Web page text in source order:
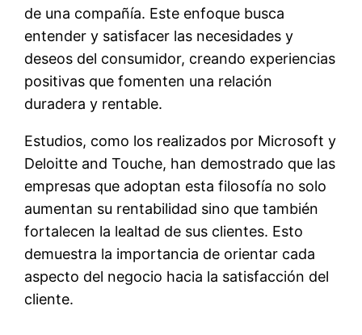
de una compañía. Este enfoque busca
entender y satisfacer las necesidades y
deseos del consumidor, creando experiencias
positivas que fomenten una relación
duradera y rentable.
Estudios, como los realizados por Microsoft y
Deloitte and Touche, han demostrado que las
empresas que adoptan esta filosofía no solo
aumentan su rentabilidad sino que también
fortalecen la lealtad de sus clientes. Esto
demuestra la importancia de orientar cada
aspecto del negocio hacia la satisfacción del
cliente.